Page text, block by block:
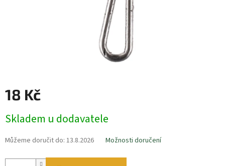
18 Kč
cena:
Skladem u dodavatele
Můžeme doručit do: 13.8.2026 Možnosti doručení